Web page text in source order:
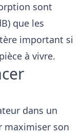
sont
que les
important si
à vivre.
dans un
maximiser son